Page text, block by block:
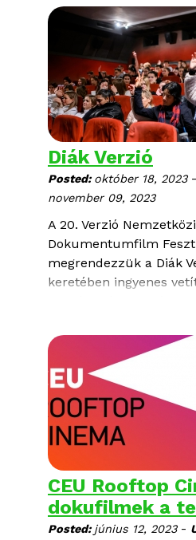
Diák Verzió
Posted:október 18, 2023 -
november 09, 2023
A 20. Verzió
Dokumentumfilm
megrendezzük a Diák
keretében ingyenes
dokumentumfilm közül
délelőtti programokra
moziban kerül sor.
CEU Rooftop
dokufilmek a
Posted:június 12, 2023 -